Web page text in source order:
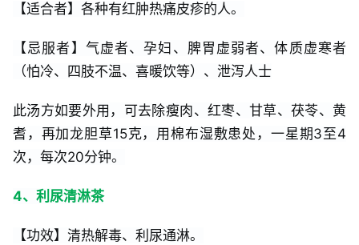
【适合者】各种有红肿热痛皮疹的人。
【忌服者】气虚者、孕妇、脾胃虚弱者、体质虚寒者
（怕冷、四肢不温、喜暖饮等）、泄泻人士
此汤方如要外用，可去除瘦肉、红枣、甘草、茯苓、黄
耆，再加龙胆草15克，用棉布湿敷患处，一星期3至4
次，每次20分钟。
4、利尿清淋茶
【功效】清热解毒、利尿通淋。